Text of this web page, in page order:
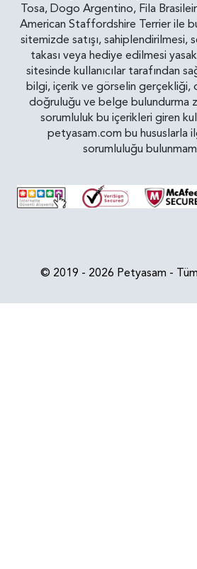
Tosa, Dogo Argentino, Fila
American Staffordshire Terrier ile
sitemizde satışı, sahiplendirilmesi,
takası veya hediye edilmesi
sitesinde kullanıcılar tarafından
bilgi, içerik ve görselin gerçekliği,
doğruluğu ve belge bulundurma
sorumluluk bu içerikleri giren
petyasam.com bu hususlarla
sorumluluğu
© 2019 - 2026 Petyasam - Tüm